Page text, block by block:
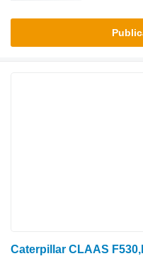
Caterpillar CLAAS